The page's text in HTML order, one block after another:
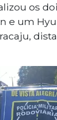
os
e um